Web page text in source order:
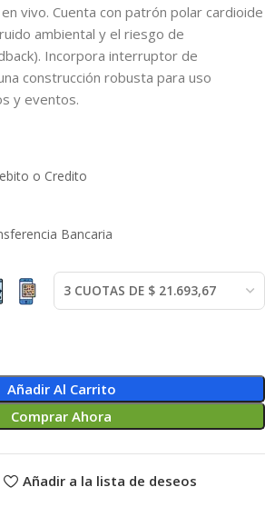
vivo. Cuenta con patrón polar cardioide
ambiental y el riesgo de
Incorpora interruptor de
construcción robusta para uso
y eventos.
o Credito
Bancaria
Añadir Al Carrito
Comprar Ahora
Añadir a la lista de deseos